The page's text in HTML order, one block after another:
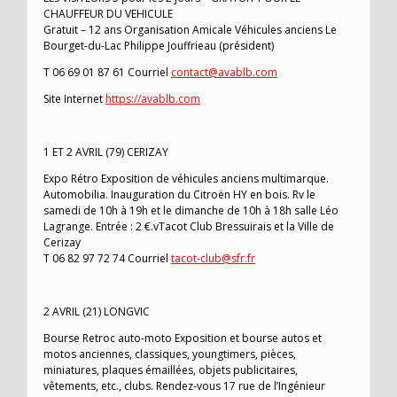
CHAUFFEUR DU VEHICULE
Gratuit – 12 ans Organisation Amicale Véhicules anciens Le
Bourget-du-Lac Philippe Jouffrieau (président)
T 06 69 01 87 61 Courriel contact@avablb.com
Site Internethttps://avablb.com
1 ET 2 AVRIL (79) CERIZAY
Expo Rétro Exposition de véhicules anciens multimarque.
Automobilia. Inauguration du Citroën HY en bois. Rv le
samedi de 10h à 19h et le dimanche de 10h à 18h salle Léo
Lagrange. Entrée : 2 €.vTacot Club Bressuirais et la Ville de
Cerizay
T 06 82 97 72 74 Courriel tacot-club@sfr.fr
2 AVRIL (21) LONGVIC
Bourse Retroc auto-moto Exposition et bourse autos et
motos anciennes, classiques, youngtimers, pièces,
miniatures, plaques émaillées, objets publicitaires,
vêtements, etc., clubs. Rendez-vous 17 rue de l’Ingénieur